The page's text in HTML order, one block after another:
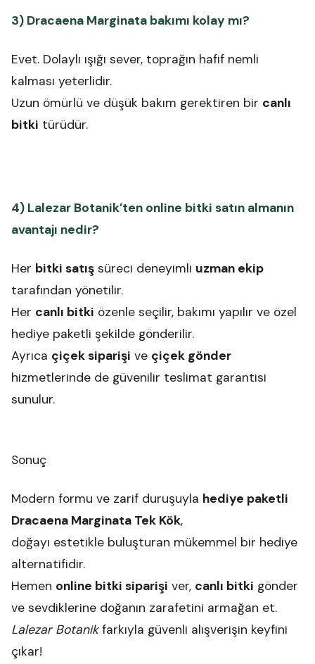
3) Dracaena Marginata bakımı kolay mı?
Evet. Dolaylı ışığı sever, toprağın hafif nemli
kalması yeterlidir.
Uzun ömürlü ve düşük bakım gerektiren bir canlı
bitki türüdür.
4) Lalezar Botanik’ten online bitki satın almanın
avantajı nedir?
Her bitki satış süreci deneyimli uzman ekip
tarafından yönetilir.
Her canlı bitki özenle seçilir, bakımı yapılır ve özel
hediye paketli şekilde gönderilir.
Ayrıca çiçek siparişi ve çiçek gönder
hizmetlerinde de güvenilir teslimat garantisi
sunulur.
Sonuç
Modern formu ve zarif duruşuyla hediye paketli
Dracaena Marginata Tek Kök,
doğayı estetikle buluşturan mükemmel bir hediye
alternatifidir.
Hemen online bitki siparişi ver, canlı bitki gönder
ve sevdiklerine doğanın zarafetini armağan et.
Lalezar Botanikfarkıyla güvenli alışverişin keyfini
çıkar!